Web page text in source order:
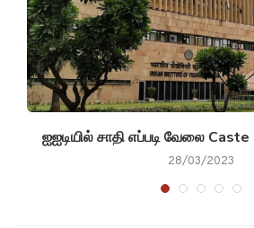
ஐஐடியில் சாதி எப்படி வேலை Caste
28/03/2023